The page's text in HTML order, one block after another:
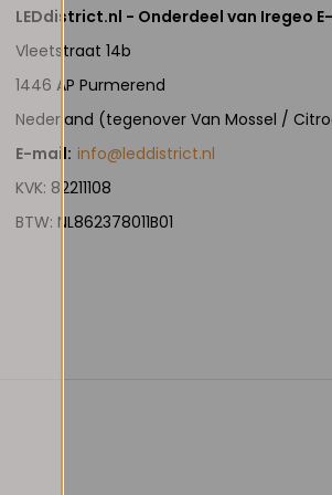
LEDdistrict.nl - Onderdeel van Iregeo
Vleetstraat 14b
1446 AP Purmerend
Nederland (tegenover Van Mossel /
E-mail: info@leddistrict.nl
KVK: 82211108
BTW: NL862378011B01